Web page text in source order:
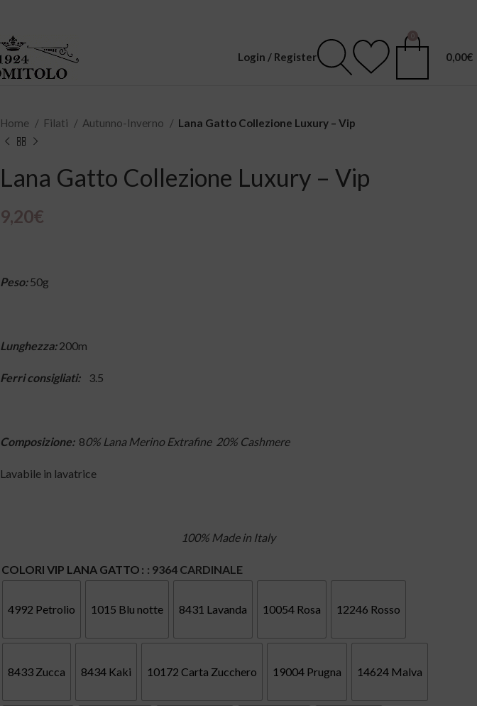
Login / Register 0,00€
Home Filati Autunno-Inverno Lana Gatto Collezione Luxury – Vip
Lana Gatto Collezione Luxury – Vip
9,20€
Peso:50g
Lunghezza:200m
Ferri consigliati: 3.5
Composizione:80% Lana Merino Extrafine 20% Cashmere
Lavabile in lavatrice
100% Made in Italy
COLORI VIP LANA GATTO : 9364 CARDINALE
4992 Petrolio 1015 Blu notte 8431 Lavanda 10054 Rosa 12246 Rosso
8433 Zucca 8434 Kaki 10172 Carta Zucchero 19004 Prugna 14624 Malva